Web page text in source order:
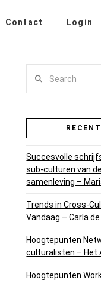
Contact Login
Succesvolle
sub-culturen van
samenleving –
Trends in Cross-
Vandaag – Carla de
Hoogtepunten
culturalisten –
Hoogtepunten